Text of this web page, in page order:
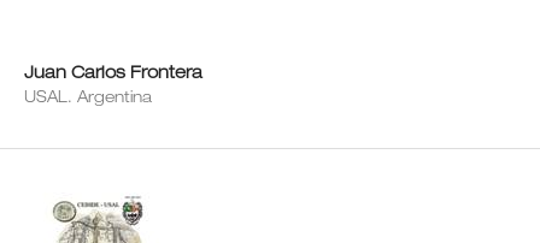
Juan Carlos Frontera
USAL. Argentina